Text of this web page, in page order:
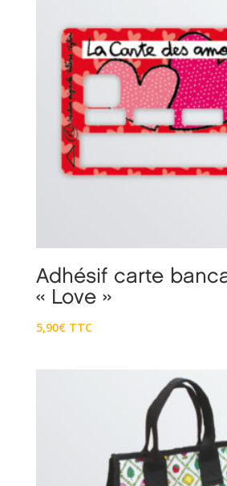
Adhésif carte
« Love »
5,90€ TTC